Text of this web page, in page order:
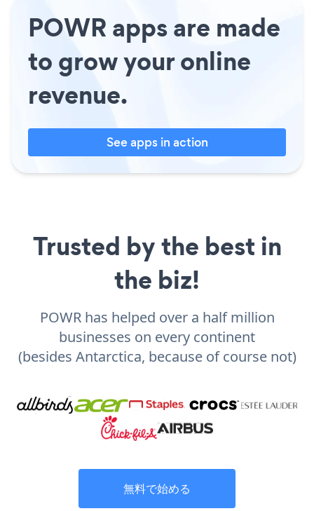
POWR apps are made
to grow your online
revenue.
See apps in action
Trusted by the best in
the biz!
POWR has helped over a half million
businesses on every continent
(besides Antarctica, because of course not)
無料で始める